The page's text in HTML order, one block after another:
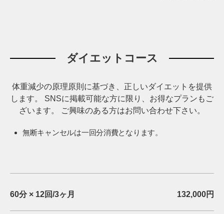
ダイエットコース
体重減少の原理原則に基づき、正しいダイエットを提供
します。
SNSに掲載可能な方に限り、お得なプランもご
ざいます。
ご興味のある方はお問い合わせ下さい。
無断キャンセルは一回分消費となります。
60分 × 12回/3ヶ月 132,000円